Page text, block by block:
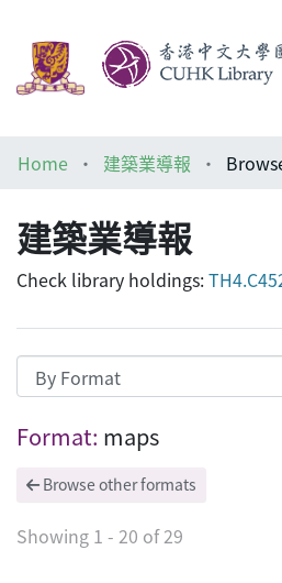
Architecture Library
Home 建築業導報
建築業導報
Check library holdings:
Browsing 建築業導報
Format: maps
Browse other formats
Showing 1 - 20 of 29